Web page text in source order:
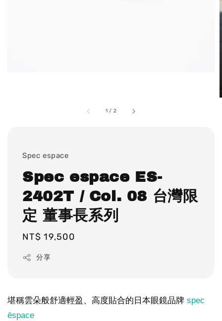
1 / 2
Spec espace
Spec espace ES-
2402T / Col. 08 台灣限
定 董事長系列
Regular
NT$ 19,500
分享
堪稱雲朵般舒適輕盈、高度貼合的日本眼鏡品牌 spec
ēspace